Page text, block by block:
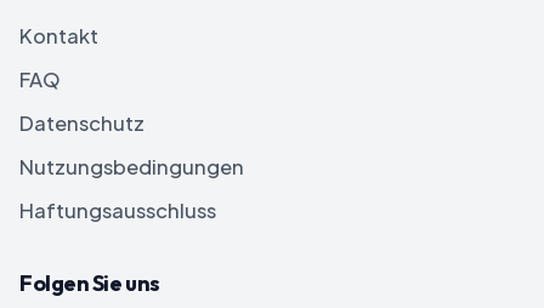
Kontakt
FAQ
Datenschutz
Nutzungsbedingungen
Haftungsausschluss
Folgen Sie uns